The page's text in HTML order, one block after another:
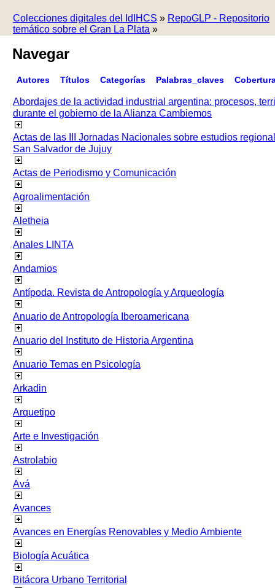
Colecciones digitales del IdIHCS » RepoGLP - Repositorio
temático sobre el Gran La Plata »
Navegar
Autores Títulos Categorías Palabras_claves
Abordajes de la actividad industrial argentina: procesos,
durante el gobierno de la Alianza Cambiemos
Actas de las III Jornadas Nacionales sobre estudios
San Salvador de Jujuy
Actas de Periodismo y Comunicación
Agroalimentación
Aletheia
Anales LINTA
Andamios
Antípoda. Revista de Antropología y Arqueología
Anuario de Antropología Iberoamericana
Anuario del Instituto de Historia Argentina
Anuario Temas en Psicología
Arkadin
Arquetipo
Arte e Investigación
Astrolabio
Avá
Avances
Avances en Energías Renovables y Medio Ambiente
Biología Acuática
Bitácora Urbano Territorial